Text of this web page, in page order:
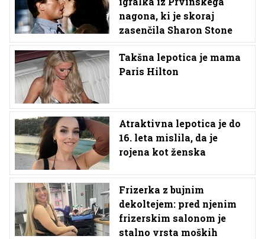
nagona, ki je skoraj
zasenčila Sharon Stone
Takšna lepotica je mama
Paris Hilton
Atraktivna lepotica je do
16. leta mislila, da je
rojena kot ženska
Frizerka z bujnim
dekoltejem: pred njenim
frizerskim salonom je
stalno vrsta moških